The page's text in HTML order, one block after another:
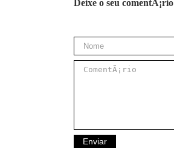
Deixe o seu comentÃ¡rio